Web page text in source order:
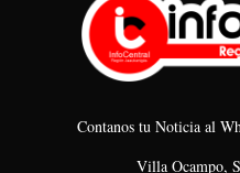
Contanos tu Noticia al
Villa Ocampo,